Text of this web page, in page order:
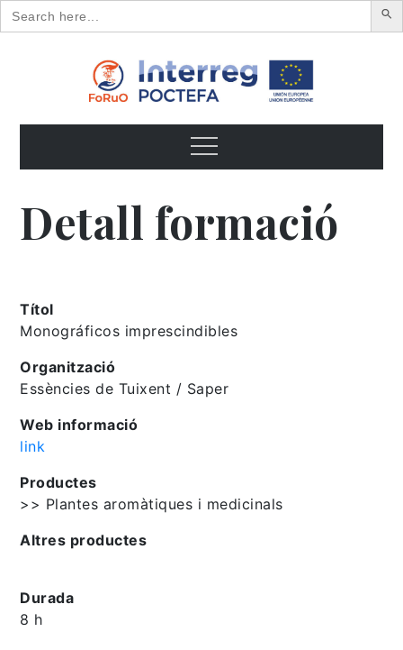
Search
for:
FoRuO
frutos
Menu
Detall formació
Títol
Monográficos imprescindibles
Organització
Essències de Tuixent / Saper
Web informació
link
Productes
>> Plantes aromàtiques i medicinals
Altres productes
Durada
8 h